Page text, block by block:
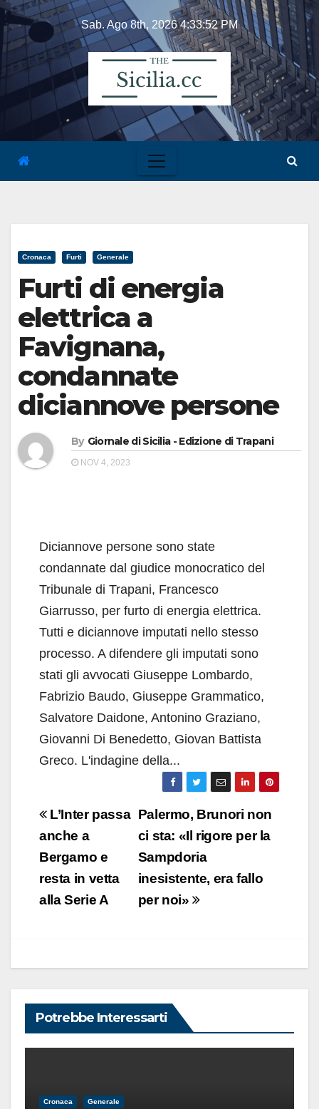
Skip
content
Sab. Ago 8th, 20264:33:53 PM
Cronaca Furti Generale
Furti di energia
elettrica a
Favignana,
condannate
diciannove persone
By Giornale di Sicilia - Edizione di Trapani
NOV 4, 2023
Diciannove persone sono state
condannate dal giudice monocratico del
Tribunale di Trapani, Francesco
Giarrusso, per furto di energia elettrica.
Tutti e diciannove imputati nello stesso
processo. A difendere gli imputati sono
stati gli avvocati Giuseppe Lombardo,
Fabrizio Baudo, Giuseppe Grammatico,
Salvatore Daidone, Antonino Graziano,
Giovanni Di Benedetto, Giovan Battista
Greco. L'indagine della...
Navigazione
articoli
Palermo, Brunori non
ci sta: «Il rigore per la
Sampdoria
inesistente, era fallo
per noi»
L’Inter passa
anche a
Bergamo e
resta in vetta
alla Serie A
Potrebbe Interessarti
Cronaca Generale